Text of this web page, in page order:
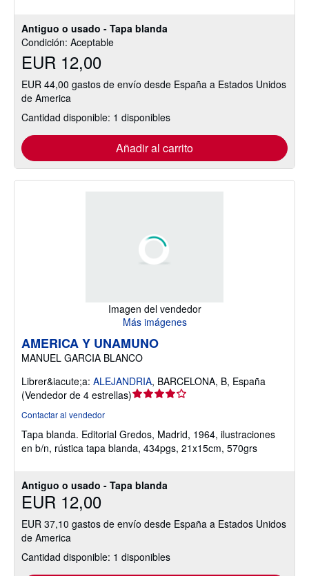
Antiguo o usado - Tapa blanda
Condición: Aceptable
EUR 12,00
EUR 44,00 gastos de envío desde España a Estados Unidos
de America
Cantidad disponible: 1 disponibles
Añadir al carrito
Imagen del vendedor
Más imágenes
Antiguo o usado - Tapa blanda
EUR 12,00
EUR 37,10 gastos de envío desde España a Estados Unidos
de America
Cantidad disponible: 1 disponibles
AMERICA Y UNAMUNO
MANUEL GARCIA BLANCO
Librer&iacute;a: ALEJANDRIA, BARCELONA, B, España
(Vendedor de 4 estrellas)Calificación
4
de
Contactar al vendedor
Tapa blanda. Editorial Gredos, Madrid, 1964, ilustraciones
en b/n, rústica tapa blanda, 434pgs, 21x15cm, 570grs